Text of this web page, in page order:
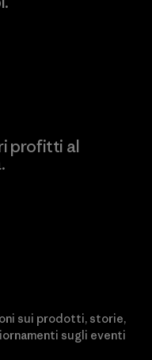
profitti al
sui prodotti, storie,
sugli eventi